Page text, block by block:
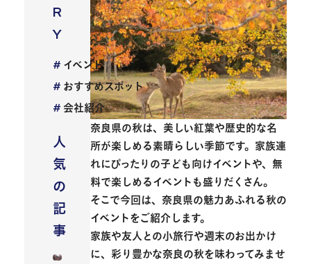
奈良県の秋は、美しい紅葉や歴史的な名
所が楽しめる素晴らしい季節です。家族連
れにぴったりの子ども向けイベントや、無
料で楽しめるイベントも盛りだくさん。
そこで今回は、 奈良県の魅力あふれる秋の
イベントをご紹介します。
家族や友人との小旅行や週末のお出かけ
に、彩り豊かな奈良の秋を味わってみませ
R
Y
イベント
おすすめスポット
会社紹介
人
気
の
記
事